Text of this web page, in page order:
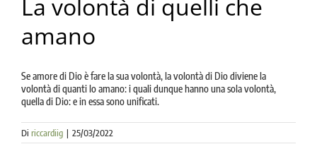
notizie
La volontà di quelli che
amano
Se amore di Dio è fare la sua volontà, la volontà di Dio diviene la
volontà di quanti lo amano: i quali dunque hanno una sola volontà,
quella di Dio: e in essa sono unificati.
Di riccardiig | 25/03/2022